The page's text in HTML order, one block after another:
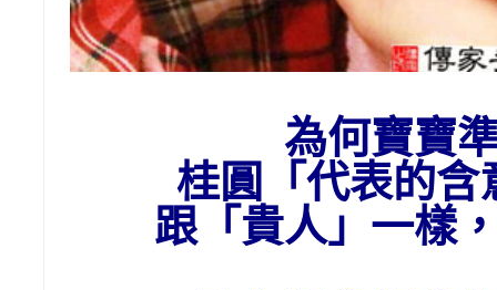
為何寶寶
桂圓「代表的含
跟「貴人」一樣